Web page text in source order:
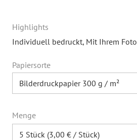
Highlights
Individuell bedruckt, Mit Ihrem Foto
Papiersorte
Menge